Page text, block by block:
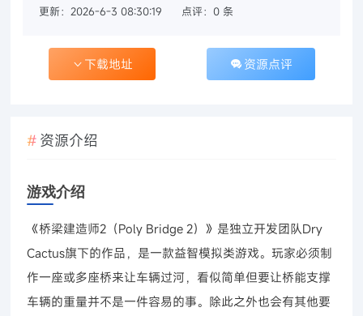
更新：2026-6-3 08:30:19 点评：0 条
下载地址 资源点评
资源介绍
游戏介绍
《桥梁建造师2（Poly Bridge 2）》是独立开发团队Dry
Cactus旗下的作品，是一款益智模拟类游戏。玩家必须制
作一座或多座桥来让车辆过河，看似简单但要让桥能支撑
车辆的重量并不是一件容易的事。除此之外也会有其他要